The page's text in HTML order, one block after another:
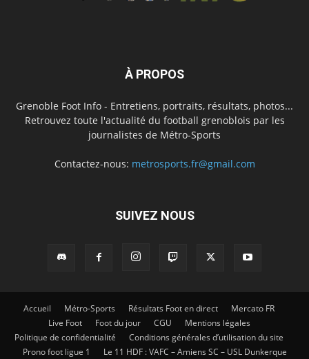
À PROPOS
Grenoble Foot Info - Entretiens, portraits, résultats, photos...
Retrouvez toute l'actualité du football grenoblois par les
journalistes de Métro-Sports
Contactez-nous: metrosports.fr@gmail.com
SUIVEZ NOUS
Accueil Métro-Sports Résultats Foot en direct
Mercato FR
Live Foot
Foot du jour CGU
Mentions légales
Politique de confidentialité
Conditions générales d’utilisation du site
Prono foot ligue 1
Le 11 HDF : VAFC – Amiens SC – USL Dunkerque